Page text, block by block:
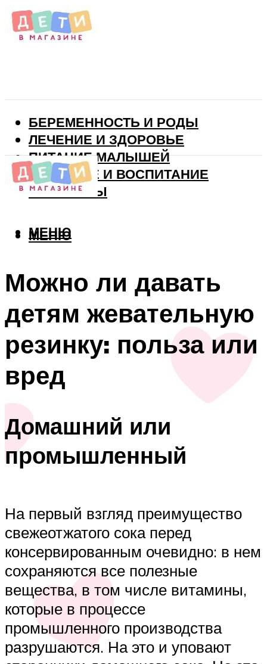
БЕРЕМЕННОСТЬ И РОДЫ
ЛЕЧЕНИЕ И ЗДОРОВЬЕ
ПИТАНИЕ МАЛЫШЕЙ
РАЗВИТИЕ И ВОСПИТАНИЕ
ВИТАМИНЫ
МЕНЮ
МЕНЮ
Можно ли давать
детям жевательную
резинку: польза или
вред
Домашний или
промышленный
На первый взгляд преимущество
свежеотжатого сока перед
консервированным очевидно: в нем
сохраняются все полезные
вещества, в том числе витамины,
которые в процессе
промышленного производства
разрушаются. На это и уповают